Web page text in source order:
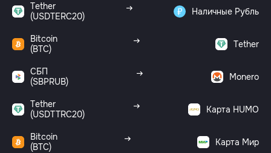
Tether
(USDTERC20)
Наличные Рубль
Bitcoin
(BTC)
Tether
СБП
(SBPRUB)
Monero
Tether
(USDTTRC20)
Карта HUMO
Bitcoin
(BTC)
Карта Мир